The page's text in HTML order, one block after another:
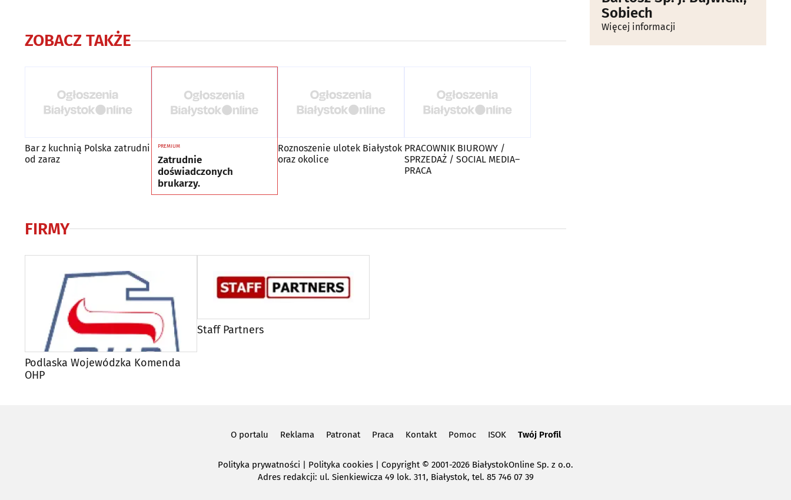
ZOBACZ TAKŻE
Bar z kuchnią Polska zatrudni
od zaraz
PREMIUM
Zatrudnie
doświadczonych
brukarzy.
Roznoszenie ulotek Białystok
oraz okolice
PRACOWNIK BIUROWY /
SPRZEDAŻ / SOCIAL MEDIA–
PRACA
FIRMY
Podlaska Wojewódzka Komenda
OHP
Staff Partners
Sobiech
Więcej informacji
O portalu Reklama Patronat Praca Kontakt Pomoc ISOK Twój Profil
Polityka prywatności | Polityka cookies Copyright© 2001-2026 BiałystokOnline Sp. z o.o.
Adres redakcji: ul. Sienkiewicza 49 lok. 311, Białystok, tel. 85 746 07 39